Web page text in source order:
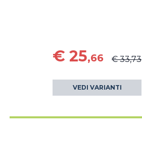
€ 25,66 € 33,73
VEDI VARIANTI